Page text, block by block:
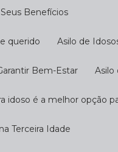
Benefícios
querido Asilo de
Bem-Estar
idoso é a melhor opção
Terceira Idade